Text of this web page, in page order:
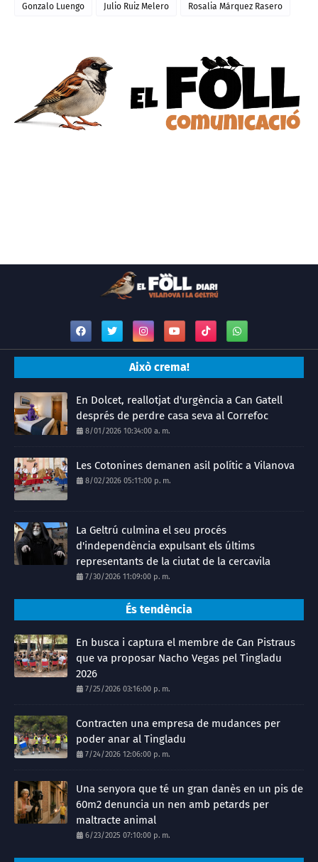
Gonzalo Luengo Julio Ruiz Melero Rosalia Márquez Rasero
Això crema!
En Dolcet, reallotjat d'urgència a Can Gatell
després de perdre casa seva al Correfoc
8/01/2026 10:34:00 a. m.
Les Cotonines demanen asil polític a Vilanova
8/02/2026 05:11:00 p. m.
La Geltrú culmina el seu procés
d'independència expulsant els últims
representants de la ciutat de la cercavila
7/30/2026 11:09:00 p. m.
És tendència
En busca i captura el membre de Can Pistraus
que va proposar Nacho Vegas pel Tingladu
2026
7/25/2026 03:16:00 p. m.
Contracten una empresa de mudances per
poder anar al Tingladu
7/24/2026 12:06:00 p. m.
Una senyora que té un gran danès en un pis de
60m2 denuncia un nen amb petards per
maltracte animal
6/23/2025 07:10:00 p. m.